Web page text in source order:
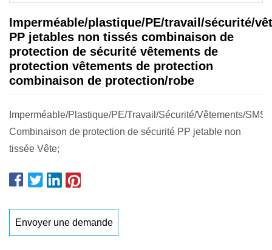
Imperméable/plastique/PE/travail/sécurité/
PP jetables non tissés combinaison de
protection de sécurité vêtements de
protection vêtements de protection
combinaison de protection/robe
Imperméable/Plastique/PE/Travail/Sécurité/Vêtements/SMS
Combinaison de protection de sécurité PP jetable non
tissée Vête;
Envoyer une demande